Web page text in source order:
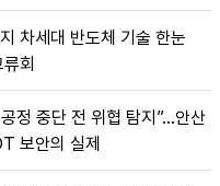
차세대 반도체 기술 한눈
회
정 중단 전 위협 탐지”…안산
보안의 실제